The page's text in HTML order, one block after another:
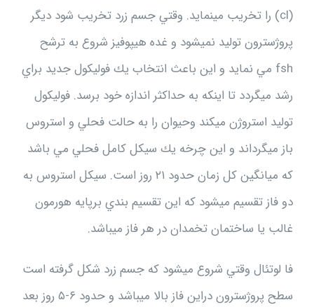
(cl) را تخريب مينمايد. وقتي جسم زرد تخريب شود ديگر
پروژسترون توليد نميشود و غده هيپوفيز شروع به ترشح
fsh مي نمايد و اين باعث انتخاب يك فوليكول جديد براي
رشد ميگردد تا اينكه به حداكثر اندازه خود برسد. فوليكول
توليد استروژن ميكند وحيوان را به حالت فحلي و استروس
باز ميگرداند و اين چرخه يك سيكل كامل فحلي مي باشد
كه ميانگين كل زمان حدود ۲۱ روز است. سيكل استروس به
دو فاز تقسيم ميشود كه اين تقسيم بندي برپايه هورمون
غالب يا ساختمان تخمدان در هر فاز ميباشد.
فا لوتئال وقتي شروع ميشود كه جسم زرد شكل گرفته است
سطح پروژسترون دراين فاز بالا ميباشد و حدود ۶-۵ روز بعد